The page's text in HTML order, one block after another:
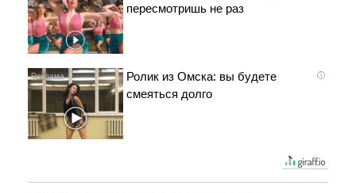
пересмотришь не раз
i
Ролик из Омска: вы будете
смеяться долго